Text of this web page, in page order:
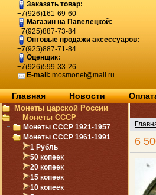
Заказать товар:
+7(926)161-69-60
Магазин на Павелецкой:
+7(925)887-73-84
Оптовые продажи аксессуаров:
+7(925)887-71-84
Оценщик:
+7(926)599-33-26
E-mail: mosmonet@mail.ru
Главная Новости
Монеты царской России
Монеты СССР
Монеты СССР 1921-1957
Монеты СССР 1961-1991
1 Рубль
50 копеек
20 копеек
15 копеек
10 копеек
6